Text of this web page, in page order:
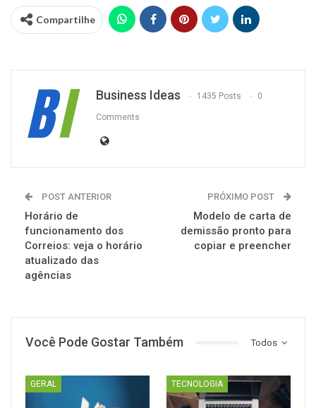
Compartilhe
Business Ideas 1435 Posts 0
Comments
POST ANTERIOR
Horário de
funcionamento dos
Correios: veja o horário
atualizado das
agências
PRÓXIMO POST
Modelo de carta de
demissão pronto para
copiar e preencher
Todos
Você Pode Gostar Também
GERAL TECNOLOGIA